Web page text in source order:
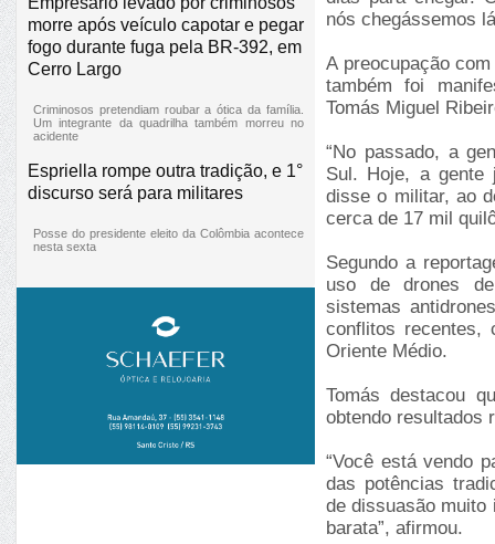
morre após veículo capotar e pegar
fogo durante fuga pela BR-392, em
Cerro Largo
Criminosos pretendiam roubar a ótica da família.
Um integrante da quadrilha também morreu no
acidente
Espriella rompe outra tradição, e 1°
discurso será para militares
Posse do presidente eleito da Colômbia acontece
nesta sexta
nós chegássemos
A preocupação
também foi
Tomás Miguel
“No passado, a
Sul. Hoje, a gente
disse o militar, ao
cerca de 17 mil
Segundo a
uso de drones
sistemas
conflitos recentes,
Oriente Médio.
Tomás destacou
obtendo resultados
“Você está vendo
das potências
de dissuasão muito
barata”, afirmou.